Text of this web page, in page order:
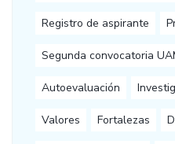
Registro de aspirante
Segunda convocatoria
Autoevaluación
Valores Fortalezas